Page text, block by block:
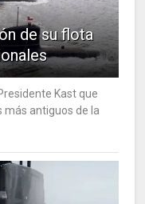
de su flota
Kast que
más antiguos de la